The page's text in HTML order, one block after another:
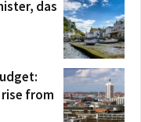
das
from